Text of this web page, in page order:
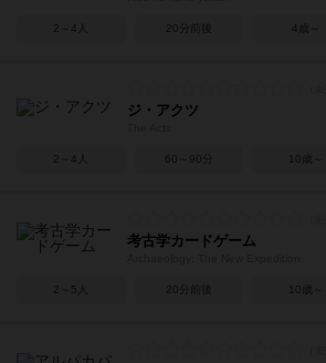
2～4人 20分前後 4歳～
ジ・アクツ
2～4人 60～90分 10歳～
考古学カードゲーム
2～5人 20分前後 10歳～